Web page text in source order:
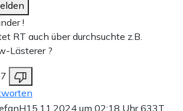
!
RT auch über durchsuchte z.B.
Lästerer ?
15.11.2024 um 02:18 Uhr633T